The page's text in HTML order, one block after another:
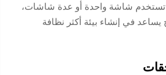
شاشة واحدة أو عدة شاشات،
في إنشاء بيئة أكثر نظافة